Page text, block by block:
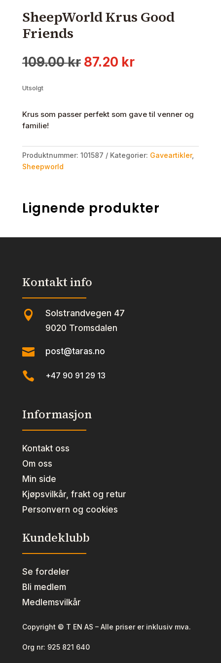
SheepWorld Krus Good
Friends
109.00kr Opprinnelig
87.20 krNåværende
Utsolgt
Krus som passer perfekt som gave til venner og
familie!
Produktnummer: 101587 Kategorier: Gaveartikler,
Sheepworld
Lignende produkter
Kontakt info
 Solstrandvegen 47
9020 Tromsdalen
 post@taras.no
 +47 90 91 29 13
Informasjon
Kontakt oss
Om oss
Min side
Kjøpsvilkår, frakt og retur
Personvern og cookies
Kundeklubb
Se fordeler
Bli medlem
Medlemsvilkår
Copyright © T EN AS – Alle priser er inklusiv mva.
Org nr: 925 821 640